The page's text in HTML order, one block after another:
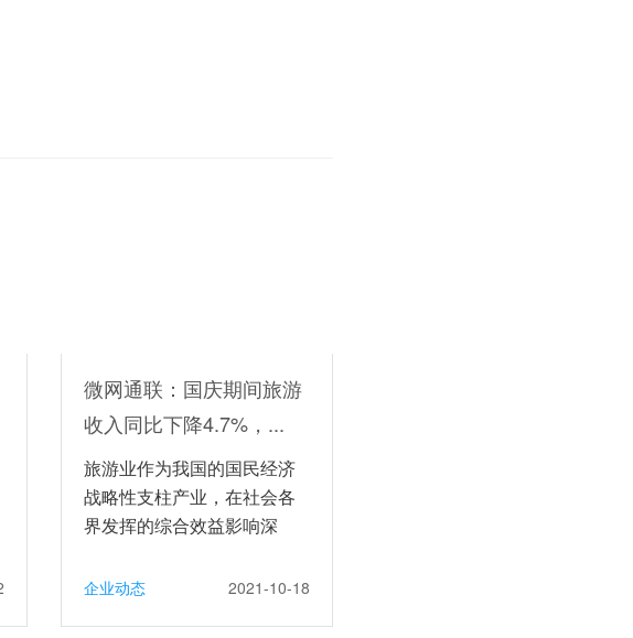
微网通联：国庆期间旅游
收入同比下降4.7%，...
旅游业作为我国的国民经济
战略性支柱产业，在社会各
界发挥的综合效益影响深
企业动态 2021-10-18